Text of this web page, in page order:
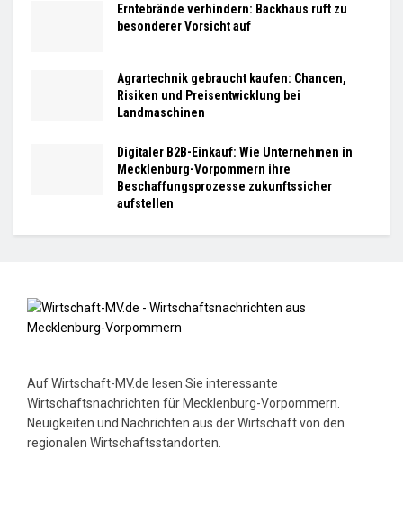
Erntebrände verhindern: Backhaus ruft zu
besonderer Vorsicht auf
Agrartechnik gebraucht kaufen: Chancen,
Risiken und Preisentwicklung bei
Landmaschinen
Digitaler B2B-Einkauf: Wie Unternehmen in
Mecklenburg-Vorpommern ihre
Beschaffungsprozesse zukunftssicher
aufstellen
Auf Wirtschaft-MV.de lesen Sie interessante
Wirtschaftsnachrichten für Mecklenburg-Vorpommern.
Neuigkeiten und Nachrichten aus der Wirtschaft von den
regionalen Wirtschaftsstandorten.